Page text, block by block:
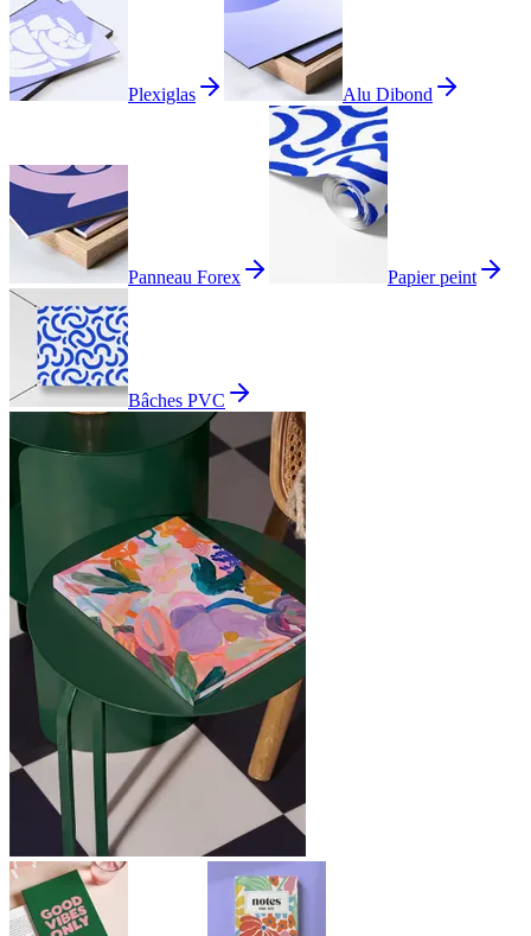
Plexiglas Alu Dibond
Panneau Forex Papier peint
Bâches PVC